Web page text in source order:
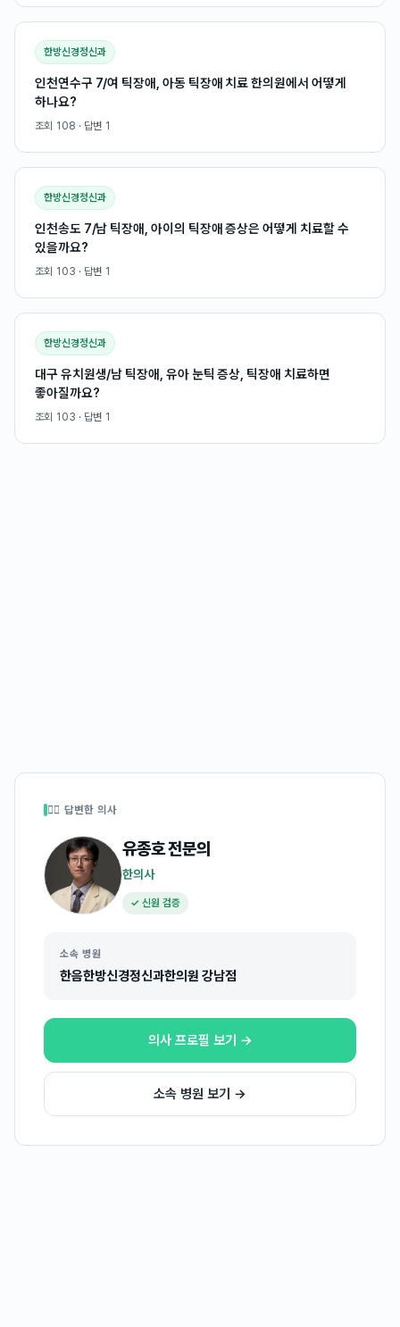
한방신경정신과
인천연수구 7/여 틱장애, 아동 틱장애 치료 한의원에서 어떻게
하나요?
조회 108 · 답변 1
한방신경정신과
인천송도 7/남 틱장애, 아이의 틱장애 증상은 어떻게 치료할 수
있을까요?
조회 103 · 답변 1
한방신경정신과
대구 유치원생/남 틱장애, 유아 눈틱 증상, 틱장애 치료하면
좋아질까요?
조회 103 · 답변 1
👩‍⚕️ 답변한 의사
유종호전문의
한의사
✓ 신원 검증
소속 병원
한음한방신경정신과한의원 강남점
의사 프로필 보기 →
소속 병원 보기 →